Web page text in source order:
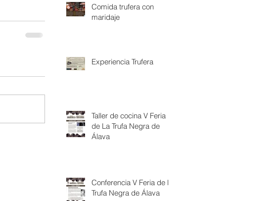
Comida trufera con
maridaje
Experiencia Trufera
Taller de cocina V Feria
de La Trufa Negra de
Álava
Conferencia V Feria de la
Trufa Negra de Álava